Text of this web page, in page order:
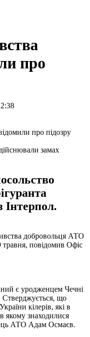
про
замах
добровольця АТО
повідомив Офіс
є уродженцем Чечні
Стверджується, що
кілерів, які в
якому знаходилися
АТО Адам Осмаєв.